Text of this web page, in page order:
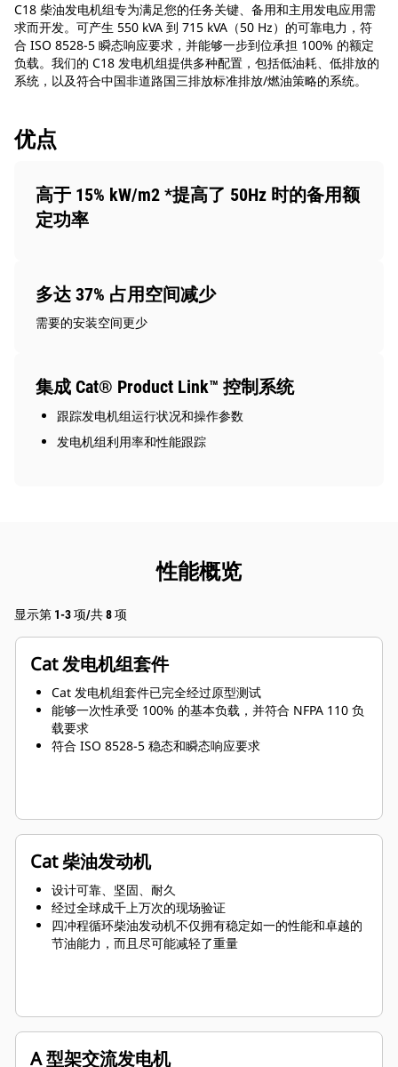
C18 柴油发电机组专为满足您的任务关键、备用和主用发电应用需
求而开发。可产生 550 kVA 到 715 kVA（50 Hz）的可靠电力，符
合 ISO 8528-5 瞬态响应要求，并能够一步到位承担 100% 的额定
负载。我们的 C18 发电机组提供多种配置，包括低油耗、低排放的
系统，以及符合中国非道路国三排放标准排放/燃油策略的系统。
优点
高于 15% kW/m2 *提高了 50Hz 时的备用额
定功率
多达 37% 占用空间减少
需要的安装空间更少
集成 Cat® Product Link™ 控制系统
跟踪发电机组运行状况和操作参数
发电机组利用率和性能跟踪
性能概览
显示第 1-3 项/共 8 项
Cat 发电机组套件
Cat 发电机组套件已完全经过原型测试
能够一次性承受 100% 的基本负载，并符合 NFPA 110 负
载要求
符合 ISO 8528-5 稳态和瞬态响应要求
Cat 柴油发动机
设计可靠、坚固、耐久
经过全球成千上万次的现场验证
四冲程循环柴油发动机不仅拥有稳定如一的性能和卓越的
节油能力，而且尽可能减轻了重量
A 型架交流发电机